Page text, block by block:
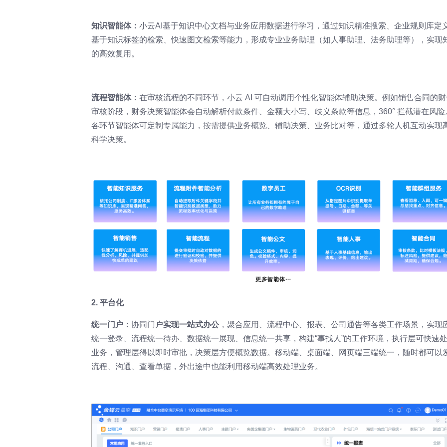
知识智能体： 小云AI基于知识中心文档与业务应用数据进行学习，通过知识精准搜索、企业规则库定
基于知识标签的检索、快速图文检索等能力，形成专业业务助理（如人事助理、法务助理等），实现
的高效复用。
流程智能体： 在审核流程的不同环节，小云 AI 可自动调用个性化智能体辅助决策。例如销售合同的财
审核阶段，财务决策智能体会自动解析付款条件、金额大小写、歧义条款等信息，360° 拦截潜在风险
各环节智能体可定制专属能力，按需提供业务概览、辅助决策、业务比对等，通过多轮人机互动实现
科学决策。
2. 平台化
统一门户： 协同门户实现一站式办公，聚合应用、流程中心、报表、公司通告等各类工作场景，实现
统一登录、流程统一待办、数据统一展现、信息统一共享，构建“事找人”的工作环境，执行层可快速
业务，管理层得以即时审批，决策层方便概览数据。移动端、桌面端、网页端三端统一，随时都可以
流程、沟通、查看单据，外出途中也能利用移动端高效处理业务。